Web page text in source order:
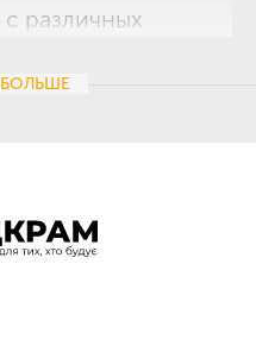
различных
работы,
минимоек
долгий срок
БОЛЬШЕ